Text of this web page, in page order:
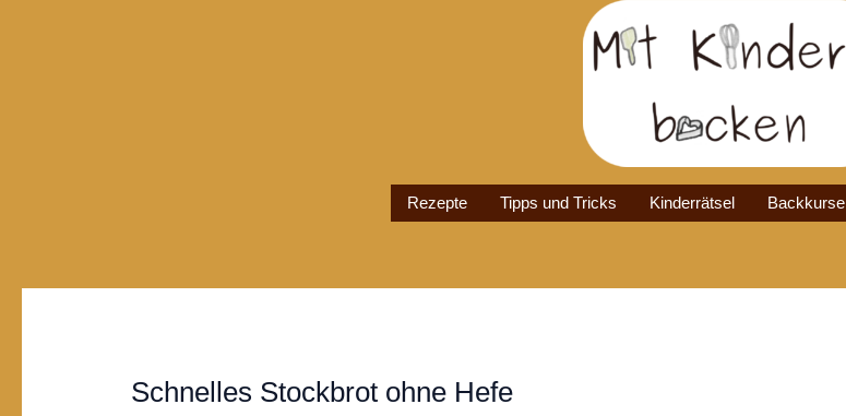
Rezepte Tipps und Tricks Kinderrätsel Backkurse
Schnelles Stockbrot ohne Hefe